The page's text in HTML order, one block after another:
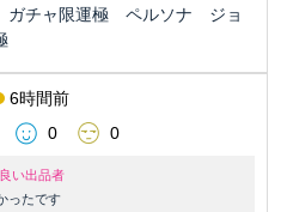
チャ限運極 ペルソナ ジョ
6時間前
0 0
い出品者
ったです